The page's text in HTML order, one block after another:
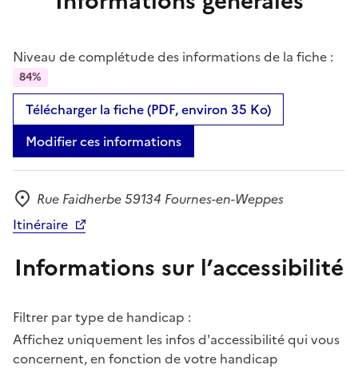
Niveau de complétude des informations de la fiche :
84%
Télécharger la fiche (PDF, environ 35 Ko)
Modifier ces informations
Adresse
Rue Faidherbe 59134 Fournes-en-Weppes
Itinéraire
Informations sur l’accessibilité
Filtrer par type de handicap :
Affichez uniquement les infos d'accessibilité qui vous
concernent, en fonction de votre handicap